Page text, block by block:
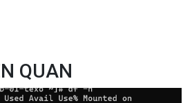
password là một bước quan trọng
của bạn khỏi các cuộc tấn công. Bằng
thông qua keypair, bạn có thể bảo vệ
cơ bảo mật tiềm ẩn. Hãy luôn đảm
bạn được bảo mật tối đa để duy trì an